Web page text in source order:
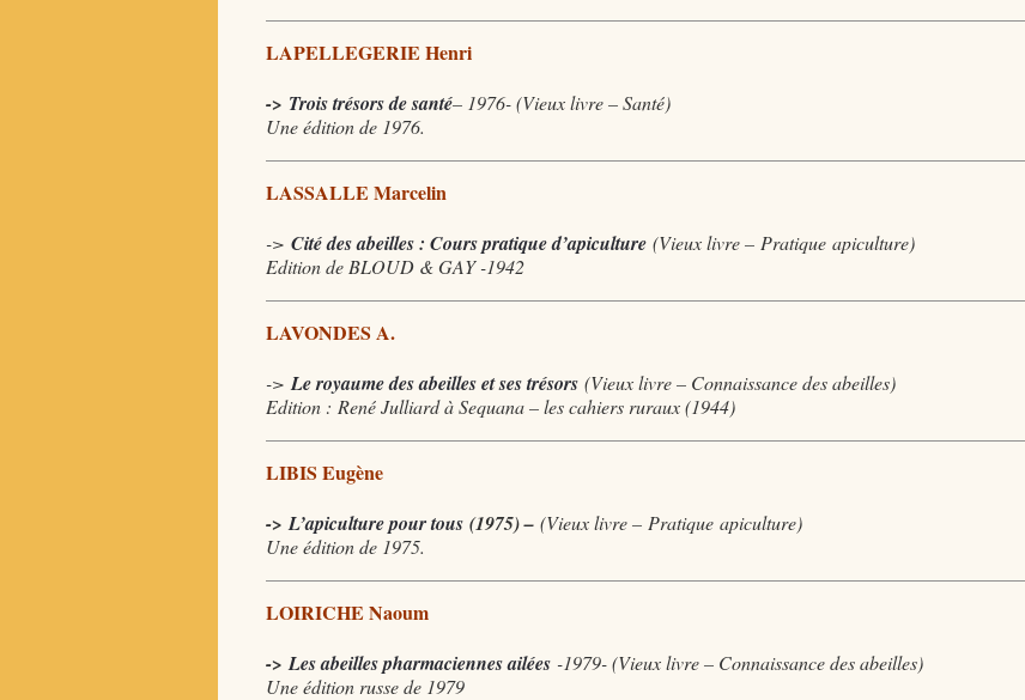
LAPELLEGERIE Henri
-> Trois trésors de santé– 1976- (Vieux livre – Santé)
Une édition de 1976.
LASSALLE Marcelin
-> Cité des abeilles : Cours pratique d’apiculture (Vieux livre – Pratique apiculture)
Edition de BLOUD & GAY -1942
LAVONDES A.
-> Le royaume des abeilles et ses trésors (Vieux livre – Connaissance des abeilles)
Edition : René Julliard à Sequana – les cahiers ruraux (1944)
LIBIS Eugène
->L’apiculture pour tous (1975) – (Vieux livre – Pratique apiculture)
Une édition de 1975.
LOIRICHE Naoum
->Les abeilles pharmaciennes ailées -1979- (Vieux livre – Connaissance des abeilles)
Une édition russe de 1979